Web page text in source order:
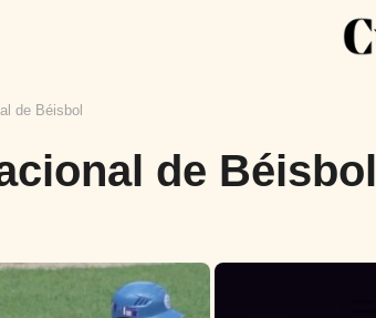
de Béisbol
de Béisbol